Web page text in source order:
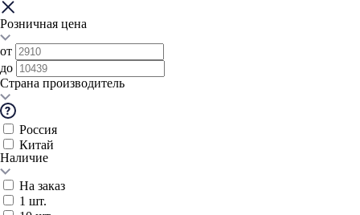
Розничная цена
от
до
Страна производитель
Россия
Китай
Наличие
На заказ
1 шт.